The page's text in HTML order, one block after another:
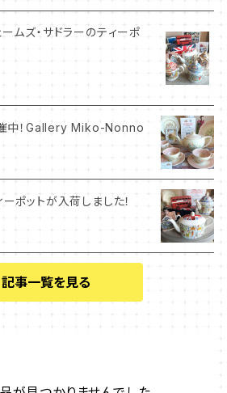
ムズ・サドラーのティーポ
中！Gallery Miko-Nonno
ポットが入荷しました！
記事一覧を見る